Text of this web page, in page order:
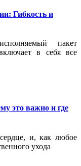
Гибкость и
пакет
в себя все
это важно и где
и, как любое
ухода